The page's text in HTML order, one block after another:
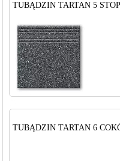
TUBĄDZIN TARTAN 5
TUBĄDZIN TARTAN 6